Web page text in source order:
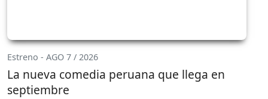
Estreno - AGO 7 / 2026
La nueva comedia peruana que llega en
septiembre